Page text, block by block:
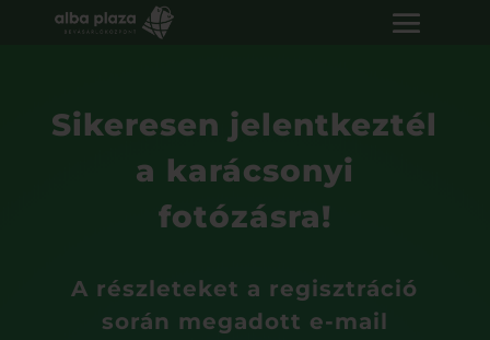
Sikeresen jelentkeztél
a karácsonyi
fotózásra!
A részleteket a regisztráció
során megadott e-mail